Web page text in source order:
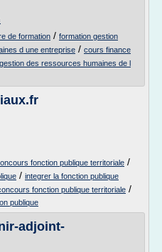
de formation / formation gestion
d une entreprise / cours finance
gestion des ressources humaines de l
fonction publique territoriale /
/ integrer la fonction publique
fonction publique territoriale /
publique
adjoint-